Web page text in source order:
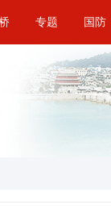
专题 国防